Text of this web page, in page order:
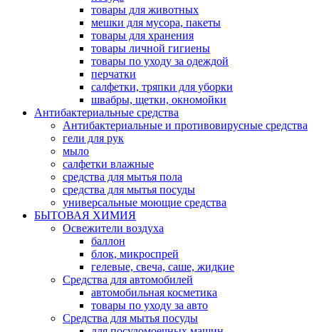
товары для животных
мешки для мусора, пакеты
товары для хранения
товары личной гигиены
товары по уходу за одеждой
перчатки
салфетки, тряпки для уборки
швабры, щетки, окномойки
Антибактериальные средства
Антибактериальные и противовирусные средства
гели для рук
мыло
салфетки влажные
средства для мытья пола
средства для мытья посуды
универсальные моющие средства
БЫТОВАЯ ХИМИЯ
Освежители воздуха
баллон
блок, микроспрей
гелевые, свеча, саше, жидкие
Средства для автомобилей
автомобильная косметика
товары по уходу за авто
Средства для мытья посуды